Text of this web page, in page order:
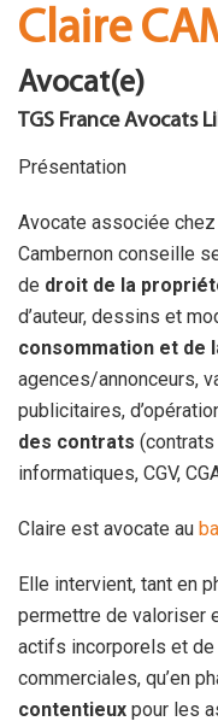
Claire
Avocat(e)
TGS France Avocats
Présentation
Avocate associée chez
Cambernon conseille
de droit de la
d’auteur, dessins et
consommation et de
agences/annonceurs,
publicitaires,
des contrats
informatiques, CGV,
Claire est avocate au
Elle intervient, tant en
permettre de valoriser
actifs incorporels et
commerciales, qu’en
contentieux pour les